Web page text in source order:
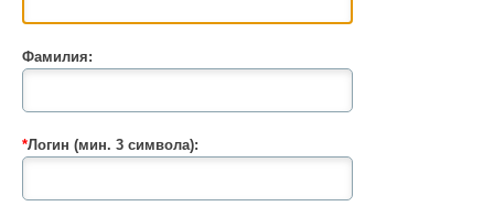
Фамилия:
*Логин (мин. 3 символа):